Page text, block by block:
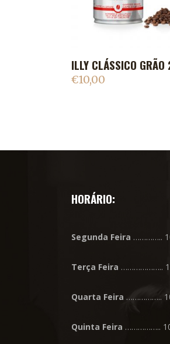
ADICIONAR AO
ILLY CLÁSSICO GRÃO
€10,00
HORÁRIO:
Segunda Feira …………..
Terça Feira ………………..
Quarta Feira ……………..
Quinta Feira ……………..